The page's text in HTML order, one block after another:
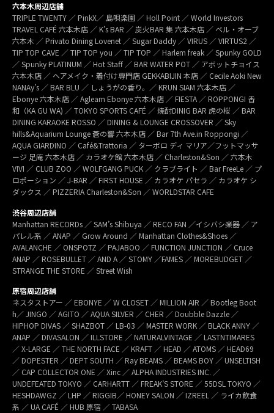
六本木周辺店舗
TRIPLE TWENTY ／ PinkX／ 島唄楽園 ／ Holl Point ／ World Investors
TRAVEL CAFÉ 六本木店 ／ K’s BAR ／ 炭火BAR 集 六本木店 ／ ベル・オーブ
六本木 ／ Privato Dining Lovenet ／ Sugar Daddy ／ VIRUS ／ VIRTUS2 ／
TIP TOP CAVE ／ TIP TOP you ／ TIP TOP ／ Harlem freak ／ Spunky GOLD
／ Spunky PLATINUM ／ Hot Staff ／ BAR WATER POT ／ アボットチョイス
六本木店 ／ ヘアメイク・着付け専門店 GEKKABIJIN 本店 ／ Cecile Aoki New
NANAy’s ／ BAR BLU ／ しょうがの香り。／ KRUN SIAM 六本木店 ／
Ebonye 六本木店 ／ Agleam Ebonye 六本木店 ／ FIESTA ／ ROPPONGI 香
和（KA GU WA) ／ TOKYO SPORTS CAFÉ ／ 焼酎DINIG BAR 虎の桜 ／ BAR
DINING KARAOKE ROSSO ／ DINING & LOUNGE CROSSOVER ／ Sky
hills&Aquarium Lounge 蒼の響 六本木店 ／ Bar 7th Ave.in Roppongi ／
AQUA GIARDINO ／ Café&Trattoria ／ ターボロ ディ マリア／フットマッサ
ージ 足庵 六本木店 ／ カラオケ館 六本木店 ／ Charleston&Son ／ 六本木
VIVI ／ CLUB ZOO ／ WOLFGANG PUCK ／ クラブライト ／ Bar FreeLe ／ プ
ロポーション ／ J-BAR ／ FIRST HOUSE ／ カラオケ パセラ ／ カラオケ シ
ダックス ／ PIZZERIA Charleston&Son ／ WORLDSTAR CAFE
渋谷周辺店舗
Manhattan RECORDs ／ SAM’s Shibuya ／ RECO FAN ／イシバシ楽器 ／ ア
パレル系 ／ ANAP ／ Grow Around ／ Manhattan Clothes&Shoes ／
AVALANCHE ／ ONSPOTZ ／ PAJABOO ／ FUNCTION JUNCTION ／ Cruce
ANAP ／ ROSEBULLET ／ AND A ／ STOMY ／FAMES ／ MOREBUDGET ／
STRANGE THE STORE ／ Street Wish
原宿周辺店舗
ネスタストアー ／ EBONYE ／ W CLOSET ／ MILLION AIR ／ Bootleg Boot
h／ JINGO ／ AGITO ／ AQUA SILVER ／ CHER ／ Doubble Dazzle ／
HIPHOP DIVAS ／ SHAZBOT ／ LB-03 ／ MASTER WORK ／ BLACK ANNY ／
ANAP ／ DIVASALON ／ ILLSTORE ／ NATURALVINTAGE ／ LASTNTIMARES
／ X-LARGE ／ THE NORTH FACE ／ KRAFT ／ HEAD ／ ATOMS ／ HEAD69
／ DOPESTER ／ DEPT SOUTH ／ Ray BEAMS ／ BEAMS BOY ／ UNSELTISH
／ CAP COLLECTOR ONE ／ Xinc ／ ALPHA INDUSTRIES INC. ／
UNDEFEATED TOKYO ／ CARHARTT ／ FREAK’S STORE ／ 55DSL TOKYO ／
HESHDAWGZ ／ LHP ／ RIGGIB／ HONEY SALON ／ IZREEL ／ ライカ飲食
系 ／ UA CAFÉ ／ HUB 原宿 ／ TABASA